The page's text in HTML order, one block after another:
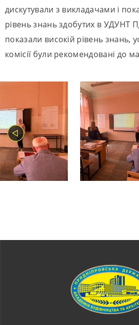
дискутували з викладачами і
рівень знань здобутих в УДУНТ
показали високій рівень знань,
комісії були рекомендовані до